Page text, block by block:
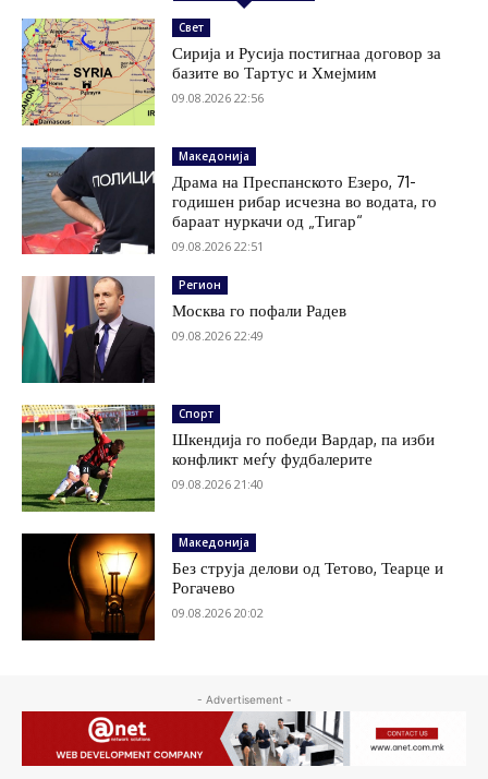
Свет
Сирија и Русија постигнаа договор за
базите во Тартус и Хмејмим
09.08.2026 22:56
Македонија
Драма на Преспанското Езеро, 71-
годишен рибар исчезна во водата, го
бараат нуркачи од „Тигар“
09.08.2026 22:51
Регион
Москва го пофали Радев
09.08.2026 22:49
Спорт
Шкендија го победи Вардар, па изби
конфликт меѓу фудбалерите
09.08.2026 21:40
Македонија
Без струја делови од Тетово, Теарце и
Рогачево
09.08.2026 20:02
- Advertisement -